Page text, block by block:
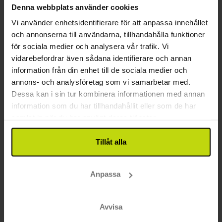
Denna webbplats använder cookies
Vi använder enhetsidentifierare för att anpassa innehållet
och annonserna till användarna, tillhandahålla funktioner
för sociala medier och analysera vår trafik. Vi
vidarebefordrar även sådana identifierare och annan
information från din enhet till de sociala medier och
annons- och analysföretag som vi samarbetar med.
Dessa kan i sin tur kombinera informationen med annan
information som du har tillhandahållit eller som de har
Tillåt alla
Anpassa
Avvisa
Inkl. 1 glas vin, öl eller vatten
2x övernattningar
2x frukost
1x 1 glas vin/öl/vatten
1x kaffe att ta med
∞ Centralt läge
Se allt som ingår
aug pp1469:-
Totalt 2938:-
sep pp 1469:-
Totalt 2938:-
okt
Se mer
BRA PRIS!